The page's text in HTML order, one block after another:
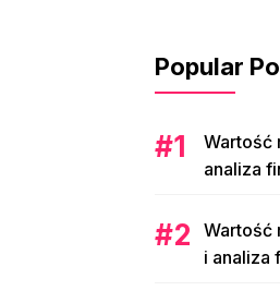
Popular
Wartość
analiza
Wartość
i analiza